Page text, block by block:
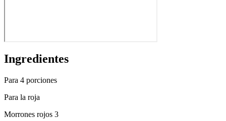
Ingredientes
Para 4 porciones
Para la roja
Morrones rojos 3